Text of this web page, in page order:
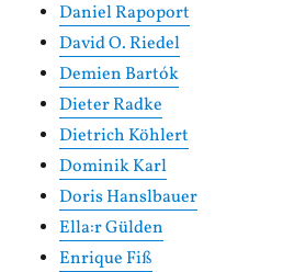
Daniel Rapoport
David O. Riedel
Demien Bartók
Dieter Radke
Dietrich Köhlert
Dominik Karl
Doris Hanslbauer
Ella:r Gülden
Enrique Fiß